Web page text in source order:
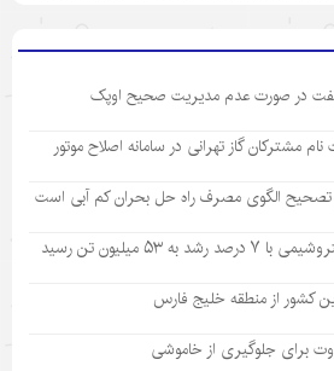
در صورت عدم مدیریت صحیح اوپک
تصحیح الگوی مصرف راه حل بحران کم آبی است
برای جلوگیری از خاموشی